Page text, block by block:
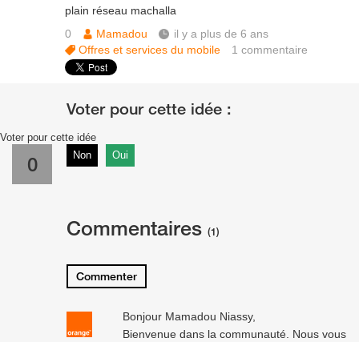
plain réseau machalla
0
Mamadou
il y a plus de 6 ans
Offres et services du mobile
1commentaire
Voter pour cette idée
0 Non Oui
Commentaires (1)
Commenter
Bonjour Mamadou Niassy,
Bienvenue dans la communauté. Nous vous